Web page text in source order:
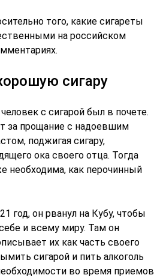
того, какие сигареты
на российском
сигару
с сигарой был в почете.
за прощание с надоевшим
поджигая сигару,
ока своего отца. Тогда
необходима, как перочинный
год, он рванул на Кубу, чтобы
и всему миру. Там он
их как часть своего
сигарой и пить алкоголь
во время приемов